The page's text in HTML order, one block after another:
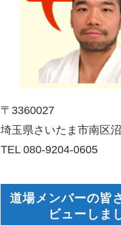
〒3360027
埼玉県さいたま市南区
TEL 080-9204-0605
道場メンバーの皆
ビューしま